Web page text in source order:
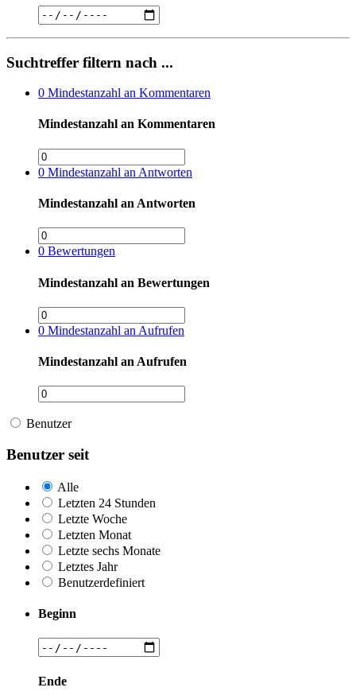
Suchtreffer filtern nach ...
0 Mindestanzahl an Kommentaren
Mindestanzahl an Kommentaren
0 Mindestanzahl an Antworten
Mindestanzahl an Antworten
0 Bewertungen
Mindestanzahl an Bewertungen
0 Mindestanzahl an Aufrufen
Mindestanzahl an Aufrufen
Benutzer
Benutzer seit
Alle
Letzten 24 Stunden
Letzte Woche
Letzten Monat
Letzte sechs Monate
Letztes Jahr
Benutzerdefiniert
Beginn
Ende